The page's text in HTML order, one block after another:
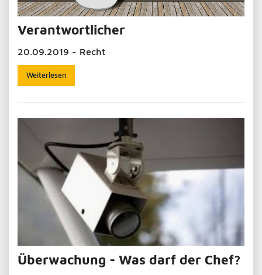
Verantwortlicher
20.09.2019 - Recht
Weiterlesen
Überwachung - Was darf der Chef?